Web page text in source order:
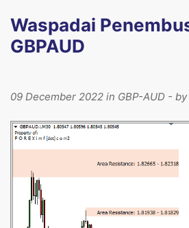
Waspadai
GBPAUD
09 December 2022 in GBP-AUD - by